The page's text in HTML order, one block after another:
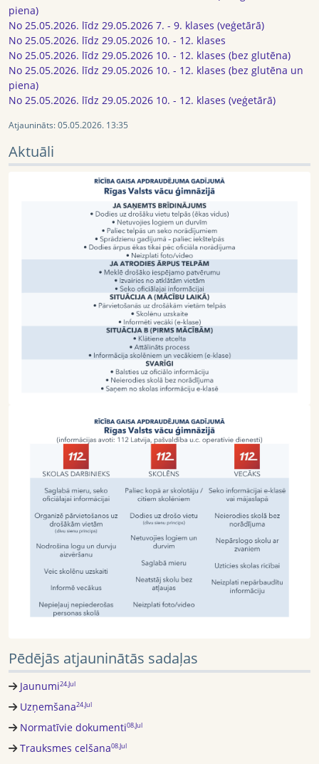
piena)
No 25.05.2026. līdz 29.05.2026 7. - 9. klases (veģetārā)
No 25.05.2026. līdz 29.05.2026 10. - 12. klases
No 25.05.2026. līdz 29.05.2026 10. - 12. klases (bez glutēna)
No 25.05.2026. līdz 29.05.2026 10. - 12. klases (bez glutēna un
piena)
No 25.05.2026. līdz 29.05.2026 10. - 12. klases (veģetārā)
Atjaunināts:05.05.2026. 13:35
Aktuāli
Pēdējās atjauninātās sadaļas
Jaunumi24.Jul
Uzņemšana24.Jul
Normatīvie dokumenti08.Jul
Trauksmes celšana08.Jul